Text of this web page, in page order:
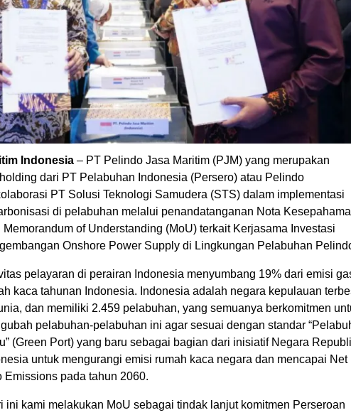
Indonesia – PT Pelindo Jasa Maritim (PJM) yang merupakan
dari PT Pelabuhan Indonesia (Persero) atau Pelindo
PT Solusi Teknologi Samudera (STS) dalam implementasi
di pelabuhan melalui penandatanganan Nota
Memorandum of Understanding (MoU) terkait Kerjasama Investasi
Onshore Power Supply di Lingkungan Pelabuhan
pelayaran di perairan Indonesia menyumbang 19% dari emisi
kaca tahunan Indonesia. Indonesia adalah negara kepulauan
dan memiliki 2.459 pelabuhan, yang semuanya berkomitmen
pelabuhan-pelabuhan ini agar sesuai dengan standar
(Green Port) yang baru sebagai bagian dari inisiatif Negara
untuk mengurangi emisi rumah kaca negara dan mencapai Net
Emissions pada tahun 2060.
ini kami melakukan MoU sebagai tindak lanjut komitmen Perseroan